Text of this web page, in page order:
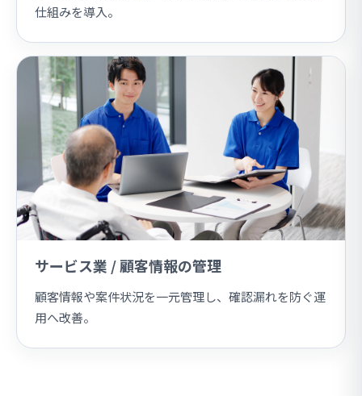
仕組みを導入。
サービス業 / 顧客情報の管理
顧客情報や案件状況を一元管理し、確認漏れを防ぐ運
用へ改善。